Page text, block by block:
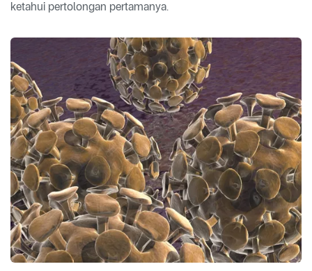
ketahui pertolongan pertamanya.